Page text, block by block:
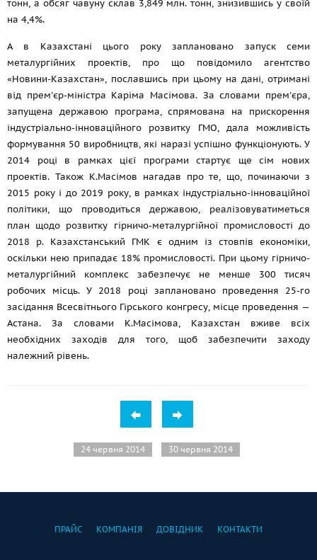
тонн, а обсяг чавуну склав 3,849 млн. тонн, знизившись у своїй
на 4,4%.
А в Казахстані цього року заплановано запуск семи
металургійних проектів, про що повідомило агентство
«Новини-Казахстан», пославшись при цьому на дані, отримані
від прем'єр-міністра Каріма Масімова. За словами прем'єра,
запущена державою програма, спрямована на прискорення
індустріально-інноваційного розвитку ГМО, дала можливість
формування 50 виробництв, які наразі успішно функціонують. У
2014 році в рамках цієї програми стартує ще сім нових
проектів. Також К.Масімов нагадав про те, що, починаючи з
2015 року і до 2019 року, в рамках індустріально-інноваційної
політики, що проводиться державою, реалізовуватиметься
план щодо розвитку гірничо-металургійної промисловості до
2018 р. Казахстанський ГМК є одним із стовпів економіки,
оскільки нею припадає 18% промисловості. При цьому гірничо-
металургійний комплекс забезпечує не менше 300 тисяч
робочих місць. У 2018 році заплановано проведення 25-го
засідання Всесвітнього Гірського конгресу, місце проведення —
Астана. За словами К.Масімова, Казахстан вживе всіх
необхідних заходів для того, щоб забезпечити заходу
належний рівень.
24 червня 2014 30 червня 2014
ПРАЙС КОМПАНІЯ ДОВІДНИК КОНТАКТИ